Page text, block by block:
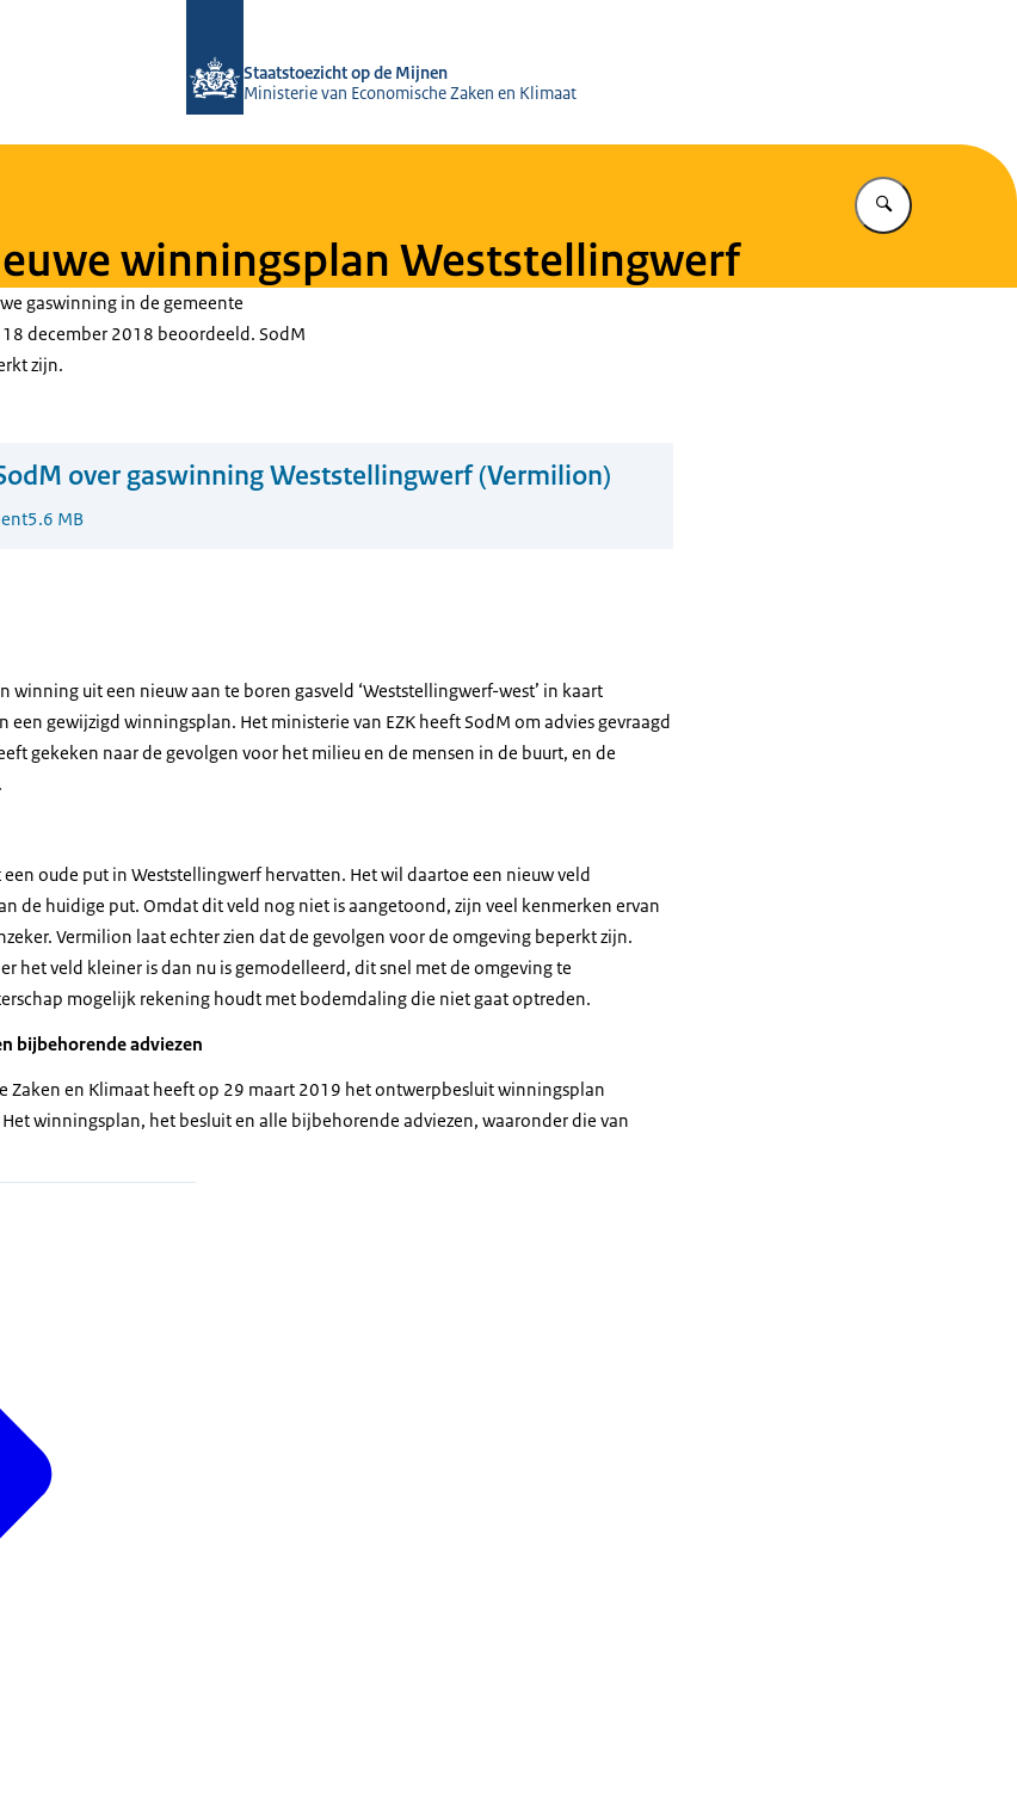
Staatstoezicht op de Mijnen
Ministerie van Economische Zaken en Klimaat
Vul in wat u
winningsplan Weststellingwerf
gaswinning in de gemeente
december 2018 beoordeeld. SodM
zijn.
over gaswinning Weststellingwerf (Vermilion)
5.6 MB
winning uit een nieuw aan te boren gasveld ‘Weststellingwerf-west’ in kaart
een gewijzigd winningsplan. Het ministerie van EZK heeft SodM om advies gevraagd
gekeken naar de gevolgen voor het milieu en de mensen in de buurt, en de
oude put in Weststellingwerf hervatten. Het wil daartoe een nieuw veld
de huidige put. Omdat dit veld nog niet is aangetoond, zijn veel kenmerken ervan
Vermilion laat echter zien dat de gevolgen voor de omgeving beperkt zijn.
het veld kleiner is dan nu is gemodelleerd, dit snel met de omgeving te
mogelijk rekening houdt met bodemdaling die niet gaat optreden.
bijbehorende adviezen
Zaken en Klimaat heeft op 29 maart 2019 het ontwerpbesluit winningsplan
winningsplan, het besluit en alle bijbehorende adviezen, waaronder die van